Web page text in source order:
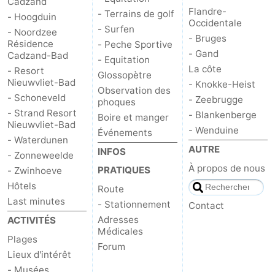
Contact
- Hoogduin
- Noordzee
Résidence
Cadzand-Bad
- Resort
Nieuwvliet-Bad
- Schoneveld
- Strand Resort
Nieuwvliet-Bad
- Waterdunen
- Zonneweelde
- Zwinhoeve
Hôtels
Last minutes
ACTIVITÉS
Plages
Lieux d'intérêt
- Terrains de golf
- Surfen
- Peche Sportive
- Equitation
Glossopètre
Observation des
phoques
Boire et manger
Événements
INFOS
PRATIQUES
Route
- Stationnement
Adresses
Médicales
Forum
Flandre-
Occidentale
- Bruges
- Gand
La côte
- Knokke-Heist
- Zeebrugge
- Blankenberge
- Wenduine
AUTRE
À propos de nous
Contact